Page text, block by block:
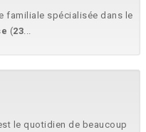
familiale spécialisée dans le
(23...
le quotidien de beaucoup